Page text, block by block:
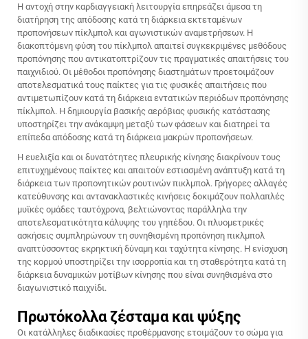
Η αντοχή στην καρδιαγγειακή λειτουργία επηρεάζει άμεσα τη
διατήρηση της απόδοσης κατά τη διάρκεια εκτεταμένων
προπονήσεων πίκλμπολ και αγωνιστικών αναμετρήσεων. Η
διακοπτόμενη φύση του πίκλμπολ απαιτεί συγκεκριμένες μεθόδους
προπόνησης που αντικατοπτρίζουν τις πραγματικές απαιτήσεις του
παιχνιδιού. Οι μέθοδοι προπόνησης διαστημάτων προετοιμάζουν
αποτελεσματικά τους παίκτες για τις φυσικές απαιτήσεις που
αντιμετωπίζουν κατά τη διάρκεια εντατικών περιόδων προπόνησης
πίκλμπολ. Η δημιουργία βασικής αερόβιας φυσικής κατάστασης
υποστηρίζει την ανάκαμψη μεταξύ των φάσεων και διατηρεί τα
επίπεδα απόδοσης κατά τη διάρκεια μακρών προπονήσεων.
Η ευελιξία και οι δυνατότητες πλευρικής κίνησης διακρίνουν τους
επιτυχημένους παίκτες και απαιτούν εστιασμένη ανάπτυξη κατά τη
διάρκεια των προπονητικών ρουτινών πικλμπολ. Γρήγορες αλλαγές
κατεύθυνσης και αντανακλαστικές κινήσεις δοκιμάζουν πολλαπλές
μυϊκές ομάδες ταυτόχρονα, βελτιώνοντας παράλληλα την
αποτελεσματικότητα κάλυψης του γηπέδου. Οι πλυομετρικές
ασκήσεις συμπληρώνουν τη συνηθισμένη προπόνηση πικλμπολ
αναπτύσσοντας εκρηκτική δύναμη και ταχύτητα κίνησης. Η ενίσχυση
της κορμού υποστηρίζει την ισορροπία και τη σταθερότητα κατά τη
διάρκεια δυναμικών μοτίβων κίνησης που είναι συνηθισμένα στο
διαγωνιστικό παιχνίδι.
Πρωτόκολλα ζέσταμα και ψύξης
Οι κατάλληλες διαδικασίες προθέρμανσης ετοιμάζουν το σώμα για